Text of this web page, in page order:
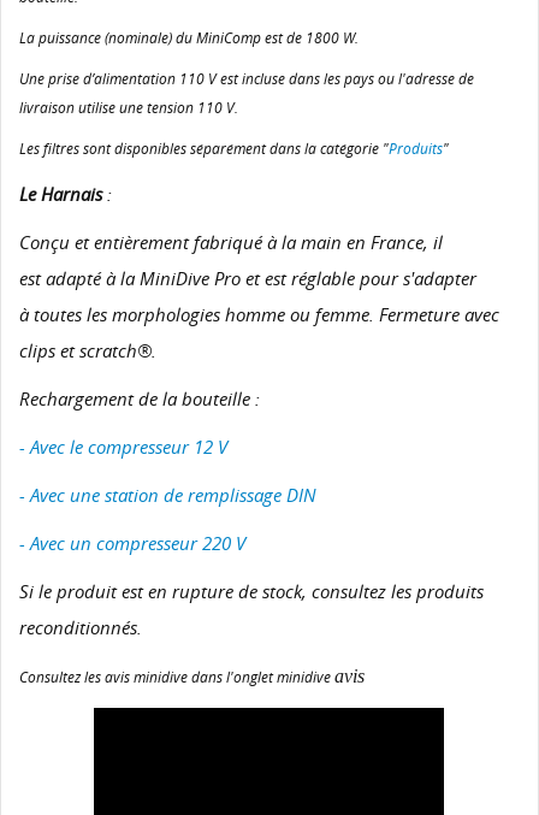
La puissance (nominale) du MiniComp est de 1800 W.
Une prise d’alimentation 110 V est incluse dans les pays ou l'adresse de
livraison utilise une tension 110 V.
Les filtres sont disponibles séparément dans la catégorie "Produits"
Le Harnais:
Conçu et entièrement fabriqué à la main en France, il
est adapté à la MiniDive Pro et est réglable pour s'adapter
à toutes les morphologies homme ou femme. Fermeture avec
clips et scratch®.
Rechargement de la bouteille :
- Avec le compresseur 12 V
- Avec une station de remplissage DIN
- Avec un compresseur 220 V
Si le produit est en rupture de stock, consultez les produits
reconditionnés.
Consultez les avis minidive dans l'onglet minidiveavis